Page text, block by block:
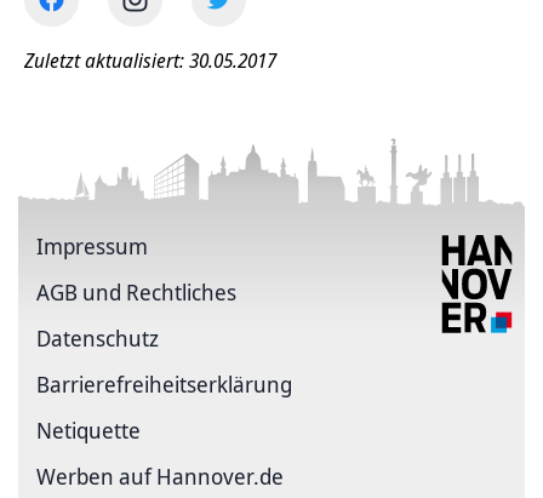
Zuletzt aktualisiert: 30.05.2017
Impressum
AGB und Rechtliches
Datenschutz
Barriere­freiheits­erklärung
Netiquette
Werben auf Hannover.de